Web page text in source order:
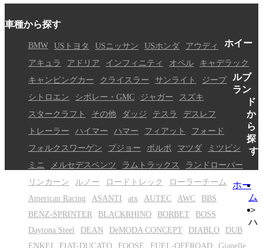
車種から探す
BMW USトヨタ USニッサン USホンダ
アウディ
アキュラ
アドリア インフィニティ オペル
キャデラック
キャンピングカー
クライスラー サンライト
ジープ
シトロエン
シボレー・GMC ジャガー
スズキ
スタークラフト
その他 ダッジ テスラ
デスレフ
トレーラー
ハイマー ハマー フィアット
フォード
フォルクスワーゲン
プジョー ボルボ マツダ
ミツビシ
ミニ
メルセデスベンツ ラムトラックス
ランドローバー
リンカーン
ルノー ロードトレック ローラーチーム
ホイー
ルブ
ラン
ド
か
ら
探
す
American Racing ASANTI atx AUTEC AWC
BBS
BENZ-SPRINTER
BLACKRHINO BORBET
BOSS
Daytona Steel
DEAN DeMODA CONCEPT DIABLO
DUB
ENKEI
FIAT-DUCATO FOOSE FUEL-OFFROAD
Gianelle
ホー
ム
＞
ハ